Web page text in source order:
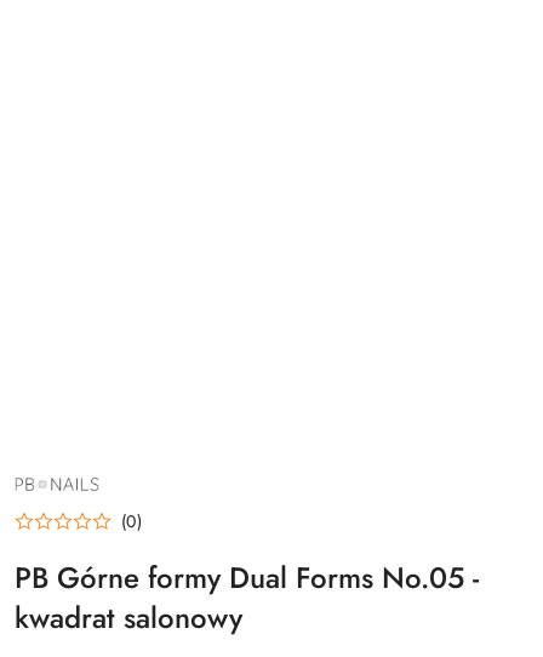
NAZWA
PRODUCENTA:
PB
NAILS (0)
PB Górne formy Dual Forms No.05 -
kwadrat salonowy